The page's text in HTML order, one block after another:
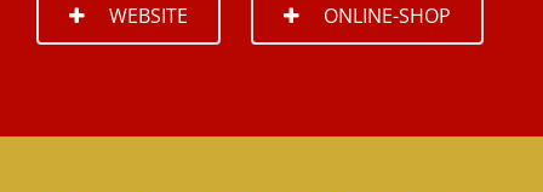
WEBSITE ONLINE-SHOP